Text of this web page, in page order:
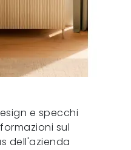
e specchi
sul
dell'azienda